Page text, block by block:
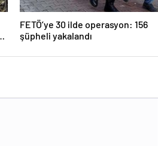
FETÖ’ye 30 ilde operasyon: 156
şüpheli yakalandı